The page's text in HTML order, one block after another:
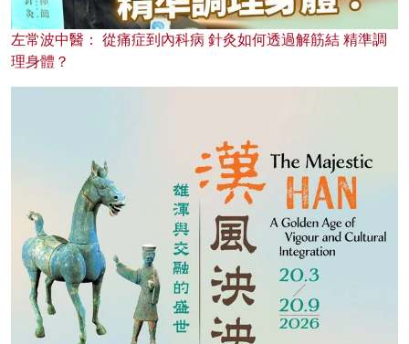
左常波中醫： 從痛症到內科病 針灸如何透過解筋結 精準調
理身體？